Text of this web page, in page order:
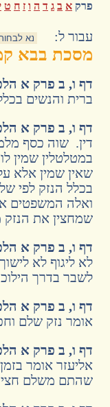
פרק א ב ג ד ה ו ז ח ט
:עבור ל
מסכת בבא
דף ו, ב פרק א
ברית והנשים
דף ו, ב פרק א
דין. שוה כסף
במטלטלין שמין
שאין שמין אלא
בכלל הנזק לפי
ואלה המשפטים
שמחצין את הנזק
דף ו, ב פרק א
לא ליגוף לא
לשבר בדרך
דף ו, ב פרק א
אומר נזק שלם
דף ו, ב פרק א
אליעזר אומר
שהתם משלם חצי